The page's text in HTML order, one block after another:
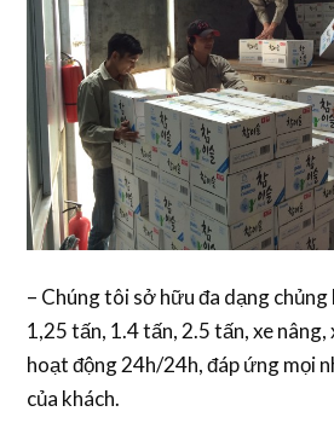
– Chúng tôi sở hữu đa dạng
1,25 tấn, 1.4 tấn, 2.5 tấn, xe
hoạt động 24h/24h, đáp ứng mọi
của khách.